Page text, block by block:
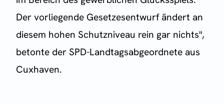
Der vorliegende Gesetzesentwurf ändert an
diesem hohen Schutzniveau rein gar nichts",
betonte der SPD-Landtagsabgeordnete aus
Cuxhaven.